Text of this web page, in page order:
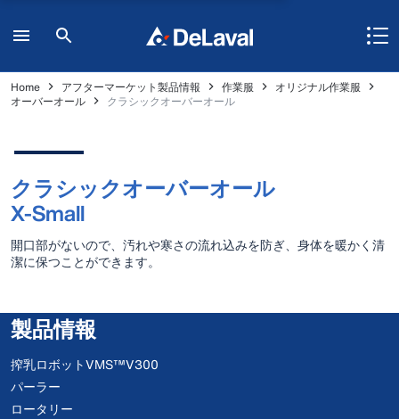
Home アフターマーケット製品情報 作業服
オリジナル作業服
オーバーオール
クラシックオーバーオール
クラシックオーバーオール
X-Small
開口部がないので、汚れや寒さの流れ込みを防ぎ、身体を暖かく清
潔に保つことができます。
製品情報
搾乳ロボットVMS™V300
パーラー
ロータリー